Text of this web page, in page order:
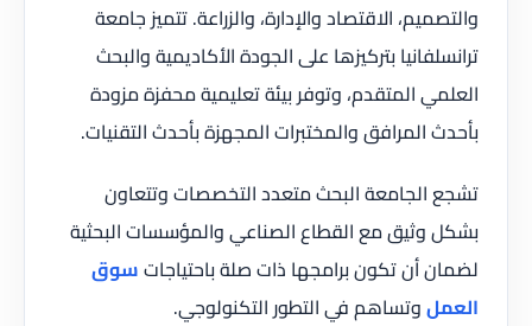
والتصميم، الاقتصاد والإدارة، والزراعة. تتميز جامعة
ترانسلفانيا بتركيزها على الجودة الأكاديمية والبحث
العلمي المتقدم، وتوفر بيئة تعليمية محفزة مزودة
بأحدث المرافق والمختبرات المجهزة بأحدث التقنيات.
تشجع الجامعة البحث متعدد التخصصات وتتعاون
بشكل وثيق مع القطاع الصناعي والمؤسسات البحثية
لضمان أن تكون برامجها ذات صلة باحتياجاتسوق
العملوتساهم في التطور التكنولوجي.